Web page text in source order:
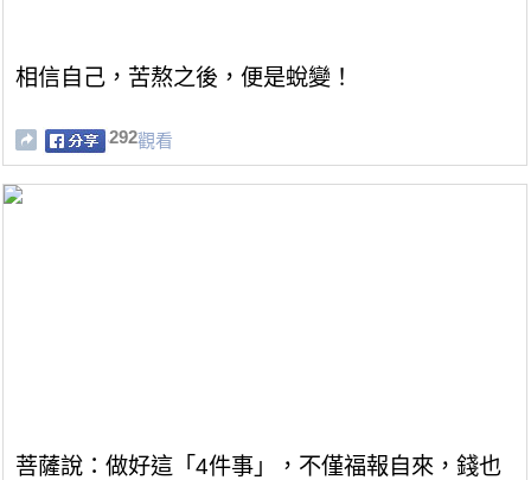
相信自己，苦熬之後，便是蛻變！
292觀看
菩薩說：做好這「4件事」，不僅福報自來，錢也